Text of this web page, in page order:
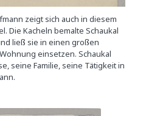
zeigt sich auch in diesem
Die Kacheln bemalte Schaukal
ließ sie in einen großen
einsetzen. Schaukal
seine Familie, seine Tätigkeit in